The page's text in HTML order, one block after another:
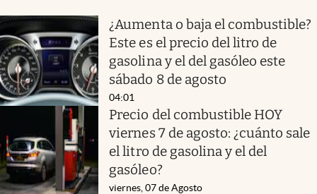
¿Aumenta o baja el combustible?
Este es el precio del litro de
gasolina y el del gasóleo este
sábado 8 de agosto
04:01
Precio del combustible HOY
viernes 7 de agosto: ¿cuánto sale
el litro de gasolina y el del
gasóleo?
viernes, 07 de Agosto